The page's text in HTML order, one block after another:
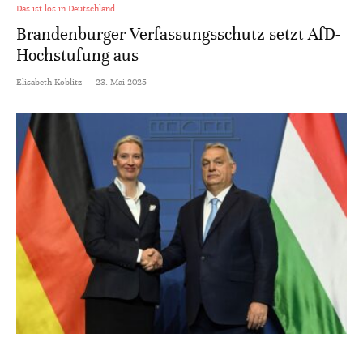
Das ist los in Deutschland
Brandenburger Verfassungsschutz setzt AfD-
Hochstufung aus
Elisabeth Koblitz · 23. Mai 2025